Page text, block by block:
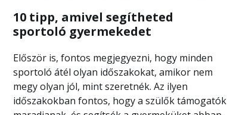
10 tipp, amivel segítheted
sportoló gyermekedet
Először is, fontos megjegyezni, hogy minden
sportoló átél olyan időszakokat, amikor nem
megy olyan jól, mint szeretnék. Az ilyen
időszakokban fontos, hogy a szülők támogatók